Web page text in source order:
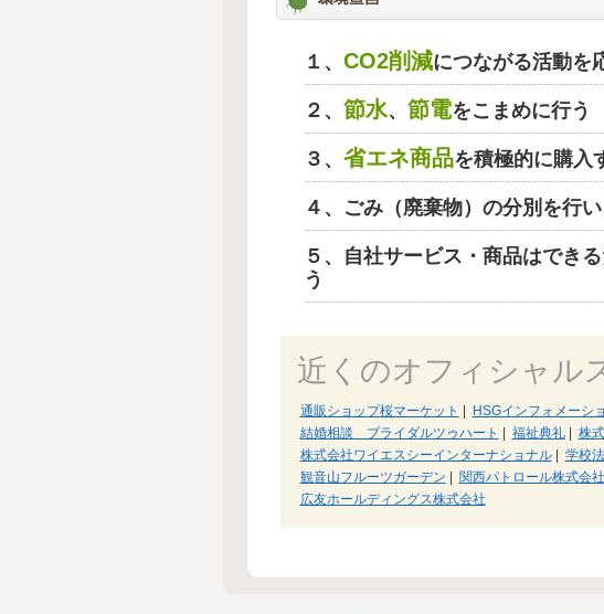
１、 CO2削減につながる活動を
２、 節水、 節電をこまめに行う
３、 省エネ商品を積極的に購入
４、ごみ（廃棄物）の分別を行い
５、自社サービス・商品はでき
う
近くのオフィシャル
通販ショップ桜マーケット HSGインフォメーシ
結婚相談 ブライダルツゥハート
福祉典礼| 株
株式会社ワイエスシーインターナショナル| 学校
観音山フルーツガーデン
関西パトロール株式会社
広友ホールディングス株式会社